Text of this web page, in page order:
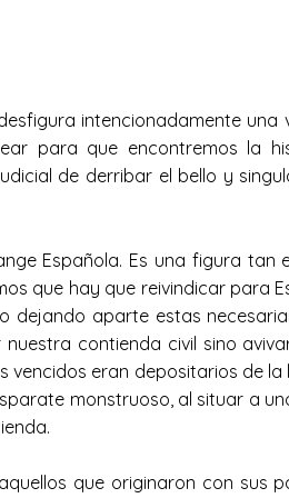
intencionadamente una
para que encontremos la
de derribar el bello y
Española. Es una figura tan
que hay que reivindicar
dejando aparte estas
contienda civil sino
eran depositarios de
monstruoso, al situar a
que originaron con sus